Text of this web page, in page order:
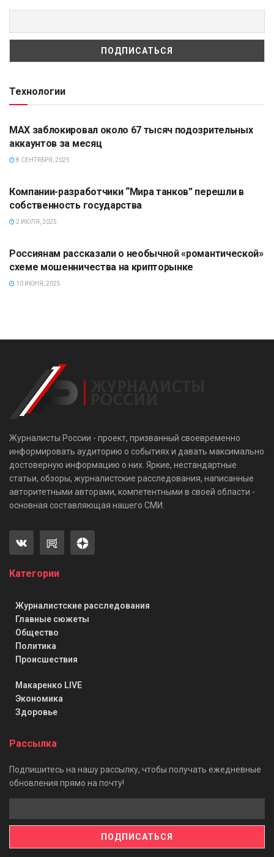
Технологии
ПРОИСШЕСТВИЯ
MAX заблокировал около 67 тысяч подозрительных
аккаунтов за месяц
8 СЕНТЯБРЯ, 2025
Компании-разработчики “Мира танков” перешли в
собственность государства
2 ИЮЛЯ, 2025
Россиянам рассказали о необычной «романтической»
схеме мошенничества на крипторынке
10 ИЮНЯ, 2025
Журналисты России - проект, призванный своевременно
информировать аудиторию о событиях и давать максимально
достоверную информацию о них. Яркие, нестандартные
статьи, обзоры, журналистские расследования, написанные
авторитетными авторами, компетентными в своей области -
основная составляющая нашего СМИ.
Категории
Журналистские расследования
Главные сюжеты
Общество
Политика
Происшествия
Макаренко LIVE
Экономика
Здоровье
Рассылка
Подпишитесь на нашу рассылку, чтобы получать ежедневные
обновления прямо на почту!